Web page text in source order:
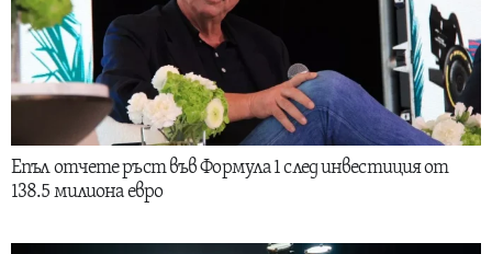
Епъл отчете ръст във Формула 1 след инвестиция от
138.5 милиона евро